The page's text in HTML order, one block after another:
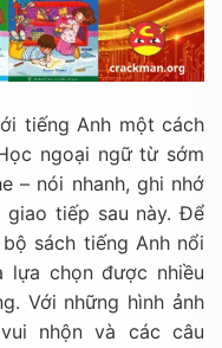
tiếng Anh một cách
ngoại ngữ từ sớm
– nói nhanh, ghi nhớ
tiếp sau này. Để
sách tiếng Anh nổi
lựa chọn được nhiều
Với những hình ảnh
nhộn và các câu